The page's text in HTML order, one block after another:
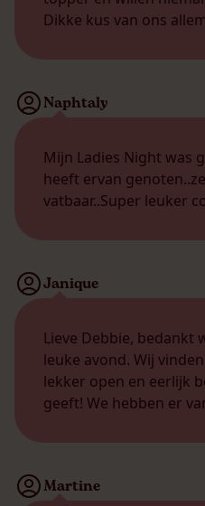
Dikke kus van ons
Naphtaly
Mijn Ladies Night was
heeft ervan
vatbaar..Super leuker
Janique
Lieve Debbie, bedankt
leuke avond. Wij
lekker open en eerlijk
geeft! We hebben er
Martine